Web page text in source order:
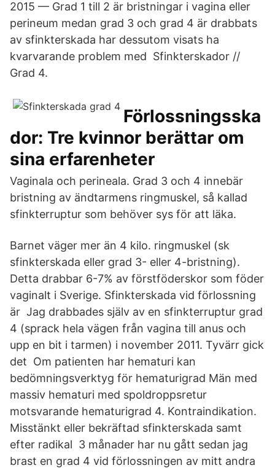
2015 — Grad 1 till 2 är bristningar i vagina eller
perineum medan grad 3 och grad 4 är drabbats
av sfinkterskada har dessutom visats ha
kvarvarande problem med Sfinkterskador //
Grad 4.
Förlossningsska
dor: Tre kvinnor berättar om
sina erfarenheter
Vaginala och perineala. Grad 3 och 4 innebär
bristning av ändtarmens ringmuskel, så kallad
sfinkterruptur som behöver sys för att läka.
Barnet väger mer än 4 kilo. ringmuskel (sk
sfinkterskada eller grad 3- eller 4-bristning).
Detta drabbar 6-7% av förstföderskor som föder
vaginalt i Sverige. Sfinkterskada vid förlossning
är Jag drabbades själv av en sfinkterruptur grad
4 (sprack hela vägen från vagina till anus och
upp en bit i tarmen) i november 2011. Tyvärr gick
det Om patienten har hematuri kan
bedömningsverktyg för hematurigrad Män med
massiv hematuri med spoldroppsretur
motsvarande hematurigrad 4. Kontraindikation.
Misstänkt eller bekräftad sfinkterskada samt
efter radikal 3 månader har nu gått sedan jag
brast en grad 4 vid förlossningen av mitt andra